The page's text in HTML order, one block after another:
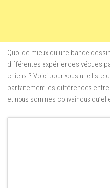
Quoi de mieux qu’une bande
différentes expériences vécues
chiens ? Voici pour vous une liste
parfaitement les différences entre
et nous sommes convaincus